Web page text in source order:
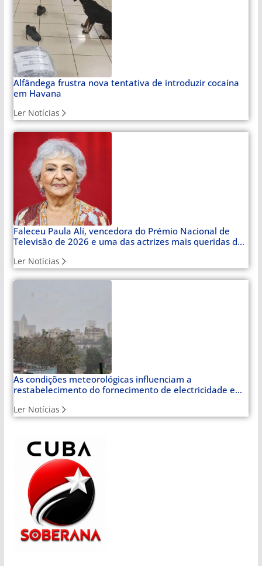
Alfândega frustra nova tentativa de introduzir cocaína
em Havana
Ler Notícias
Faleceu Paula Alí, vencedora do Prémio Nacional de
Televisão de 2026 e uma das actrizes mais queridas de
Ler Notícias
As condições meteorológicas influenciam a
restabelecimento do fornecimento de electricidade em
Ler Notícias